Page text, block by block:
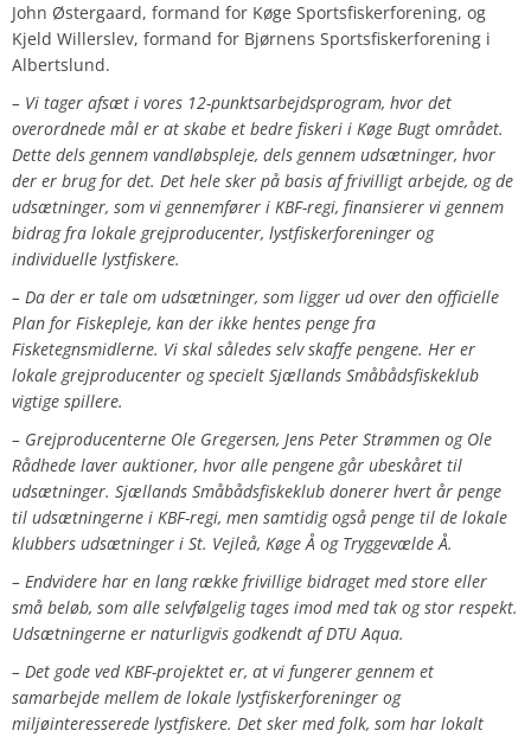
John Østergaard, formand for Køge Sportsfiskerforening, og
Kjeld Willerslev, formand for Bjørnens Sportsfiskerforening i
Albertslund.
– Vi tager afsæt i vores 12-punktsarbejdsprogram, hvor det
overordnede mål er at skabe et bedre fiskeri i Køge Bugt området.
Dette dels gennem vandløbspleje, dels gennem udsætninger, hvor
der er brug for det. Det hele sker på basis af frivilligt arbejde, og de
udsætninger, som vi gennemfører i KBF-regi, finansierer vi gennem
bidrag fra lokale grejproducenter, lystfiskerforeninger og
individuelle lystfiskere.
– Da der er tale om udsætninger, som ligger ud over den officielle
Plan for Fiskepleje, kan der ikke hentes penge fra
Fisketegnsmidlerne. Vi skal således selv skaffe pengene. Her er
lokale grejproducenter og specielt Sjællands Småbådsfiskeklub
vigtige spillere.
– Grejproducenterne Ole Gregersen, Jens Peter Strømmen og Ole
Rådhede laver auktioner, hvor alle pengene går ubeskåret til
udsætninger. Sjællands Småbådsfiskeklub donerer hvert år penge
til udsætningerne i KBF-regi, men samtidig også penge til de lokale
klubbers udsætninger i St. Vejleå, Køge Å og Tryggevælde Å.
– Endvidere har en lang række frivillige bidraget med store eller
små beløb, som alle selvfølgelig tages imod med tak og stor respekt.
Udsætningerne er naturligvis godkendt af DTU Aqua.
– Det gode ved KBF-projektet er, at vi fungerer gennem et
samarbejde mellem de lokale lystfiskerforeninger og
miljøinteresserede lystfiskere. Det sker med folk, som har lokalt